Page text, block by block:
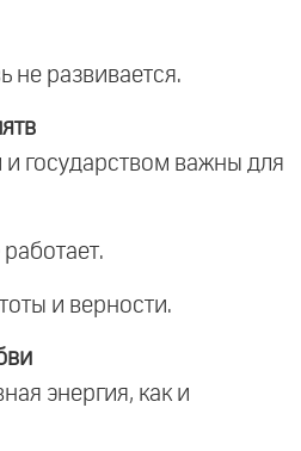
не развивается.
и государством важны для
и верности.
энергия, как и